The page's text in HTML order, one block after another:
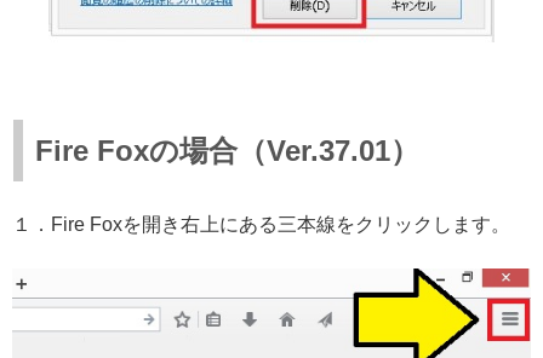
Fire Foxの場合（Ver.37.01）
１．Fire Foxを開き右上にある三本線をクリックします。